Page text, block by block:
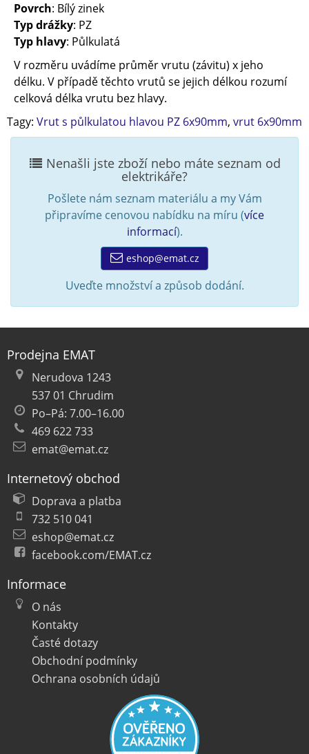
Povrch: Bílý zinek
Typ drážky: PZ
Typ hlavy: Půlkulatá
V rozměru uvádíme průměr vrutu (závitu) x jeho
délku. V případě těchto vrutů se jejich délkou rozumí
celková délka vrutu bez hlavy.
Tagy: Vrut s půlkulatou hlavou PZ 6x90mm, vrut 6x90mm
Nenašli jste zboží nebo máte seznam od
elektrikáře?
Pošlete nám seznam materiálu a my Vám
připravíme cenovou nabídku na míru (více
informací).
eshop@emat.cz
Uveďte množství a způsob dodání.
Prodejna EMAT
Nerudova 1243
537 01 Chrudim
Po–Pá: 7.00–16.00
469 622 733
emat@emat.cz
Internetový obchod
Doprava a platba
732 510 041
eshop@emat.cz
facebook.com/EMAT.cz
Informace
O nás
Kontakty
Časté dotazy
Obchodní podmínky
Ochrana osobních údajů